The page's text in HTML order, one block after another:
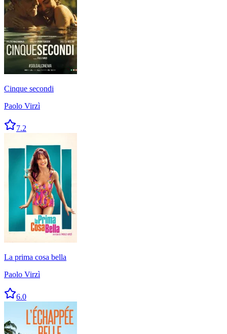
Cinque secondi
Paolo Virzì
7.2
La prima cosa bella
Paolo Virzì
6.0